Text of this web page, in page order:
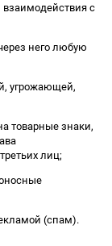
с
него любую
угрожающей,
товарные знаки,
лиц;
(спам).